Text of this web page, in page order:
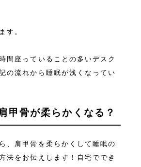
す。
間座っていることの多いデスク
の流れから睡眠が浅くなってい
甲骨が柔らかくなる？
、肩甲骨を柔らかくして睡眠の
法をお伝えします！自宅ででき